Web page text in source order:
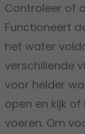
Controleer of
Functioneert
het water
verschillende
voor helder
open en kijk
voeren. Om